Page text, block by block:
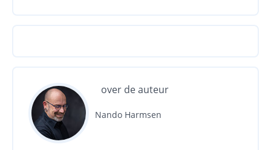
over de auteur
Nando Harmsen